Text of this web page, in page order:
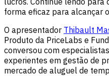
forma eficaz para alcançar
O apresentador Thibault
Produto da PriceLabs e
conversou com
experientes em gestão de
mercado de aluguel de